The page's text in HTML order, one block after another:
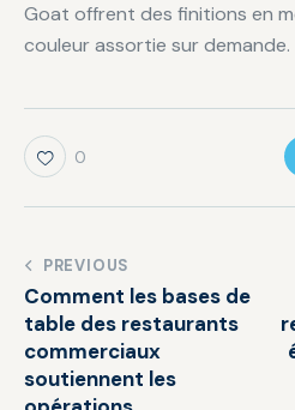
Goat offrent des finitions en
couleur assortie sur demande.
0
PREVIOUS
Comment les bases de
table des restaurants
commerciaux
soutiennent les